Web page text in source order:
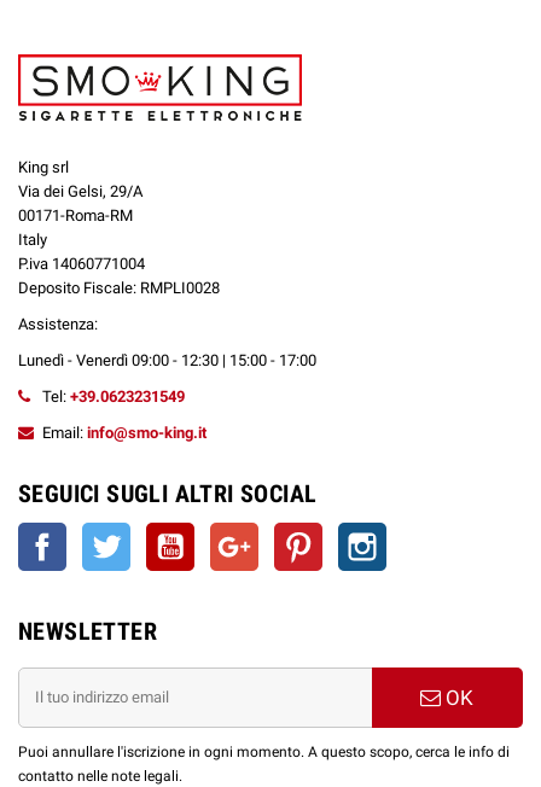
King srl
Via dei Gelsi, 29/A
00171-Roma-RM
Italy
P.iva 14060771004
Deposito Fiscale: RMPLI0028
Assistenza:
Lunedì - Venerdì 09:00 - 12:30 | 15:00 - 17:00
Tel: +39.0623231549
Email: info@smo-king.it
SEGUICI SUGLI ALTRI SOCIAL
Facebook Twitter YouTube Google+ Pinterest
NEWSLETTER
OK
Puoi annullare l'iscrizione in ogni momento. A questo scopo, cerca le info di
contatto nelle note legali.